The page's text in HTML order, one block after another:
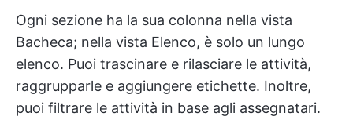
Ogni sezione ha la sua colonna nella vista
Bacheca; nella vista Elenco, è solo un lungo
elenco. Puoi trascinare e rilasciare le attività,
raggrupparle e aggiungere etichette. Inoltre,
puoi filtrare le attività in base agli assegnatari.